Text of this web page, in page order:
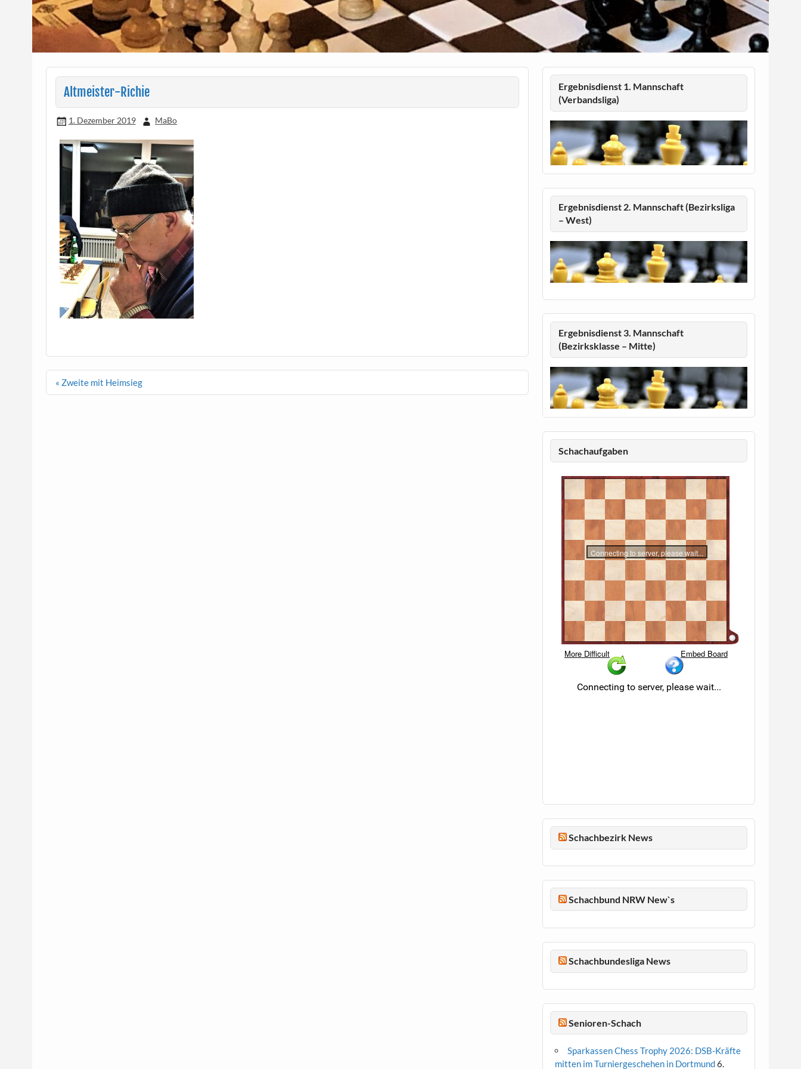
Altmeister-Richie
1. Dezember 2019 MaBo
Beitragsnavigation
« Zweite mit Heimsieg
Ergebnisdienst 1. Mannschaft
(Verbandsliga)
Ergebnisdienst 2. Mannschaft (Bezirksliga
– West)
Ergebnisdienst 3. Mannschaft
(Bezirksklasse – Mitte)
Schachaufgaben
Schachbezirk News
Schachbund NRW New`s
Schachbundesliga News
Senioren-Schach
Sparkassen Chess Trophy 2026: DSB-Kräfte
mitten im Turniergeschehen in Dortmund6.